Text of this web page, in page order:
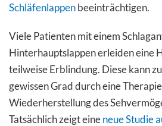
Schläfenlappenbeeinträchtigen.
Viele Patienten mit einem
Hinterhauptslappen erleiden eine
teilweise Erblindung. Diese kann
gewissen Grad durch eine
Wiederherstellung des
Tatsächlich zeigt eineneue Studie